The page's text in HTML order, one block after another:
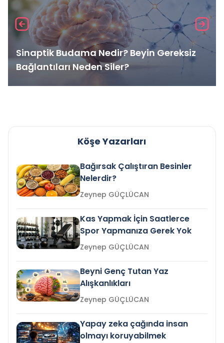
Sinaptik Budama Nedir? Beyin Gereksiz
Bağlantıları Neden Siler?
Köşe Yazarları
Bağırsak Çalıştıran Besinler
Nelerdir?
Zeynep GÜÇLÜCAN
Kas Yapmak İçin Saatlerce
Spor Yapmanıza Gerek Yok
Zeynep GÜÇLÜCAN
Beyni Genç Tutan Yaz
Alışkanlıkları
Zeynep GÜÇLÜCAN
Yapay zeka çağında insan
olmayı koruyabilmek